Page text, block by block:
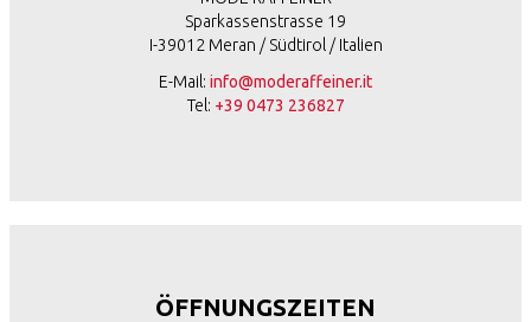
Sparkassenstrasse 19
I-39012 Meran / Südtirol / Italien
E-Mail: info@moderaffeiner.it
Tel: +39 0473 236827
ÖFFNUNGSZEITEN